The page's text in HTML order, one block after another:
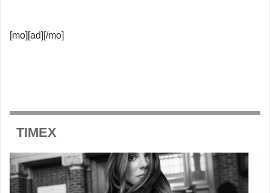
[mo][ad][/mo]
TIMEX